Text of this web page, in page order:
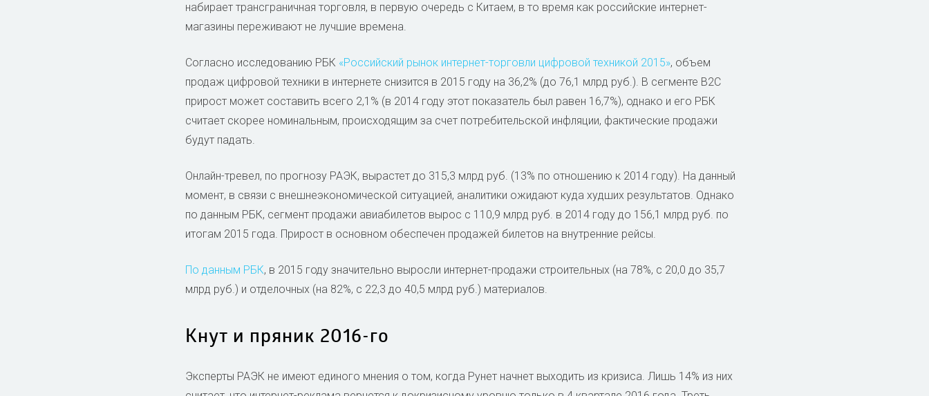
набирает трансграничная торговля, в первую очередь с Китаем, в то время как российские интернет-
магазины переживают не лучшие времена.
Согласно исследованию РБК «Российский рынок интернет-торговли цифровой техникой 2015», объем
продаж цифровой техники в интернете снизится в 2015 году на 36,2% (до 76,1 млрд руб.). В сегменте B2C
прирост может составить всего 2,1% (в 2014 году этот показатель был равен 16,7%), однако и его РБК
считает скорее номинальным, происходящим за счет потребительской инфляции, фактические продажи
будут падать.
Онлайн-тревел, по прогнозу РАЭК, вырастет до 315,3 млрд руб. (13% по отношению к 2014 году). На данный
момент, в связи с внешнеэкономической ситуацией, аналитики ожидают куда худших результатов. Однако
по данным РБК, сегмент продажи авиабилетов вырос с 110,9 млрд руб. в 2014 году до 156,1 млрд руб. по
итогам 2015 года. Прирост в основном обеспечен продажей билетов на внутренние рейсы.
По данным РБК, в 2015 году значительно выросли интернет-продажи строительных (на 78%, с 20,0 до 35,7
млрд руб.) и отделочных (на 82%, с 22,3 до 40,5 млрд руб.) материалов.
Кнут и пряник 2016-го
Эксперты РАЭК не имеют единого мнения о том, когда Рунет начнет выходить из кризиса. Лишь 14% из них